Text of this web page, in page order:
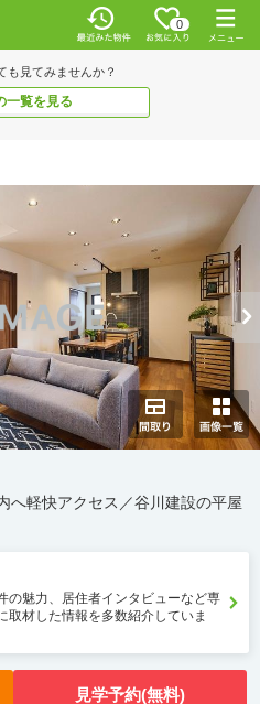
0
も見てみませんか？
一覧を見る
へ軽快アクセス／谷川建設の平屋
の魅力、居住者インタビューなど専
取材した情報を多数紹介していま
見学予約(無料)